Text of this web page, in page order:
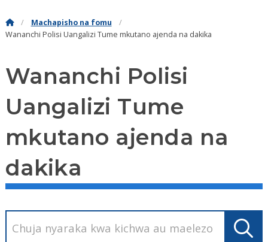
Machapisho na fomu
Wananchi Polisi Uangalizi Tume mkutano ajenda na dakika
Wananchi Polisi
Uangalizi Tume
mkutano ajenda na
dakika